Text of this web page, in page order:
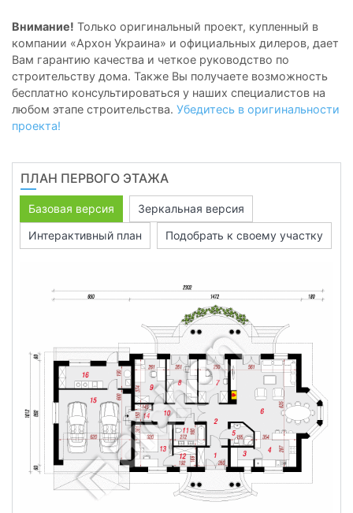
Внимание! Только оригинальный проект, купленный в
компании «Архон Украина» и официальных дилеров, дает
Вам гарантию качества и четкое руководство по
строительству дома. Также Вы получаете возможность
бесплатно консультироваться у наших специалистов на
любом этапе строительства. Убедитесь в оригинальности
проекта!
ПЛАН ПЕРВОГО ЭТАЖА
Базовая версия
Зеркальная версия
Интерактивный план
Подобрать к своему участку